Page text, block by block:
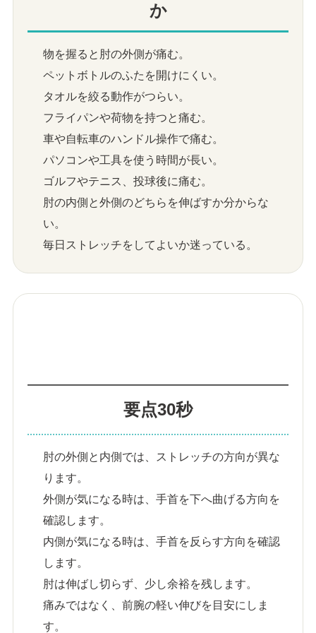
か
物を握ると肘の外側が痛む。
ペットボトルのふたを開けにくい。
タオルを絞る動作がつらい。
フライパンや荷物を持つと痛む。
車や自転車のハンドル操作で痛む。
パソコンや工具を使う時間が長い。
ゴルフやテニス、投球後に痛む。
肘の内側と外側のどちらを伸ばすか分からな
い。
毎日ストレッチをしてよいか迷っている。
要点30秒
肘の外側と内側では、ストレッチの方向が異な
ります。
外側が気になる時は、手首を下へ曲げる方向を
確認します。
内側が気になる時は、手首を反らす方向を確認
します。
肘は伸ばし切らず、少し余裕を残します。
痛みではなく、前腕の軽い伸びを目安にしま
す。